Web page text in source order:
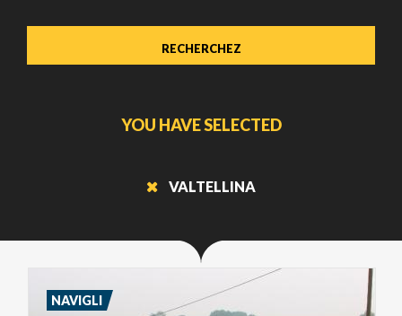
YOU HAVE SELECTED
VALTELLINA
NAVIGLI